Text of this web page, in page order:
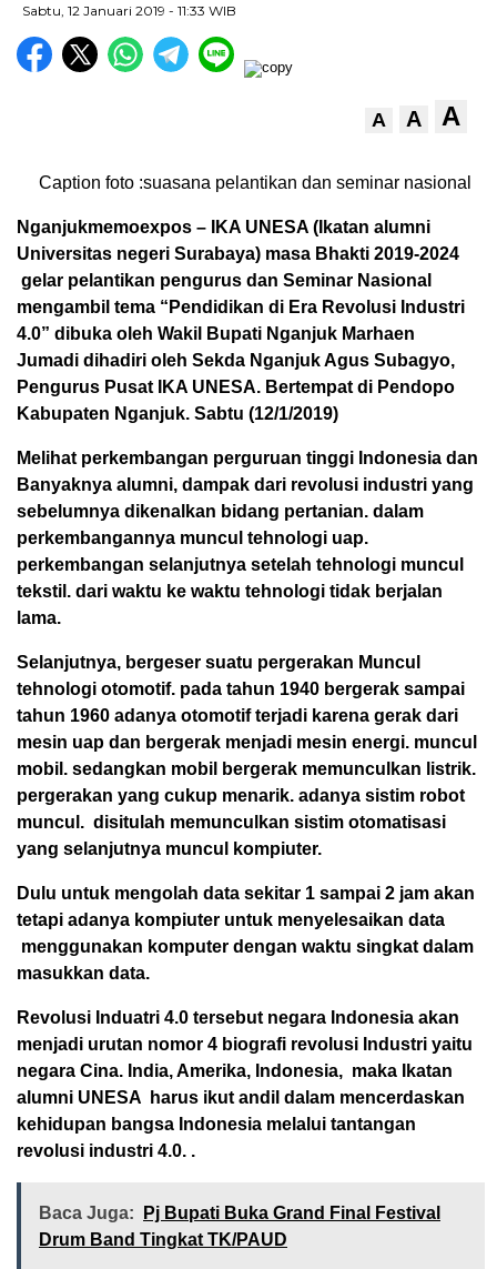
Sabtu, 12 Januari 2019 - 11:33 WIB
A A A
Caption foto :suasana pelantikan dan seminar nasional
Nganjukmemoexpos – IKA UNESA (Ikatan alumni
Universitas negeri Surabaya) masa Bhakti 2019-2024
gelar pelantikan pengurus dan Seminar Nasional
mengambil tema “Pendidikan di Era Revolusi Industri
4.0” dibuka oleh Wakil Bupati Nganjuk Marhaen
Jumadi dihadiri oleh Sekda Nganjuk Agus Subagyo,
Pengurus Pusat IKA UNESA. Bertempat di Pendopo
Kabupaten Nganjuk. Sabtu (12/1/2019)
Melihat perkembangan perguruan tinggi Indonesia dan
Banyaknya alumni, dampak dari revolusi industri yang
sebelumnya dikenalkan bidang pertanian. dalam
perkembangannya muncul tehnologi uap.
perkembangan selanjutnya setelah tehnologi muncul
tekstil. dari waktu ke waktu tehnologi tidak berjalan
lama.
Selanjutnya, bergeser suatu pergerakan Muncul
tehnologi otomotif. pada tahun 1940 bergerak sampai
tahun 1960 adanya otomotif terjadi karena gerak dari
mesin uap dan bergerak menjadi mesin energi. muncul
mobil. sedangkan mobil bergerak memunculkan listrik.
pergerakan yang cukup menarik. adanya sistim robot
muncul. disitulah memunculkan sistim otomatisasi
yang selanjutnya muncul kompiuter.
Dulu untuk mengolah data sekitar 1 sampai 2 jam akan
tetapi adanya kompiuter untuk menyelesaikan data
menggunakan komputer dengan waktu singkat dalam
masukkan data.
Revolusi Induatri 4.0 tersebut negara Indonesia akan
menjadi urutan nomor 4 biografi revolusi Industri yaitu
negara Cina. India, Amerika, Indonesia, maka Ikatan
alumni UNESA harus ikut andil dalam mencerdaskan
kehidupan bangsa Indonesia melalui tantangan
revolusi industri 4.0. .
Baca Juga:
Pj Bupati Buka Grand Final Festival
Drum Band Tingkat TK/PAUD